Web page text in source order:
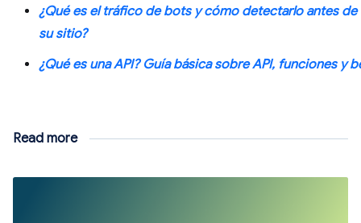
¿Qué es el tráfico de bots y cómo detectarlo antes de
su sitio?
¿Qué es una API? Guía básica sobre API, funciones y
Read more